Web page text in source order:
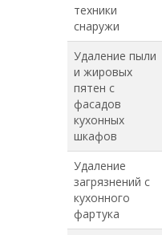
техники
снаружи
Удаление пыли
и жировых
пятен с
фасадов
кухонных
шкафов
Удаление
загрязнений с
кухонного
фартука